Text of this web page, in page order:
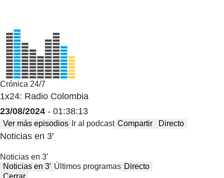
Crónica 24/7
1x24: Radio Colombia
23/08/2024 - 01:38:13
Ver más episodios Ir al podcast Compartir Directo
Noticias en 3′
Noticias en 3′
Noticias en 3′ Últimos programas Directo